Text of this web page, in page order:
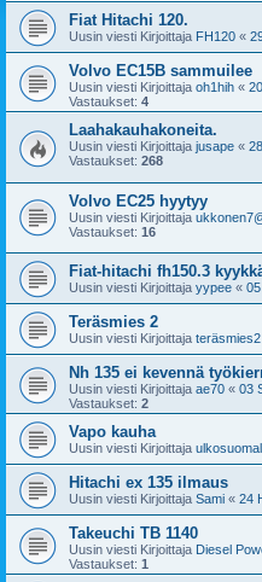
Fiat Hitachi 120.
Uusin viesti Kirjoittaja FH120 «
Volvo EC15B sammuilee
Uusin viesti Kirjoittaja oh1hih «
Vastaukset: 4
Laahakauhakoneita.
Uusin viesti Kirjoittaja jusape «
Vastaukset: 268
Volvo EC25 hyytyy
Uusin viesti Kirjoittaja
Vastaukset: 16
Fiat-hitachi fh150.3
Uusin viesti Kirjoittaja yypee «
Teräsmies 2
Uusin viesti Kirjoittaja teräsmies2
Nh 135 ei kevennä
Uusin viesti Kirjoittaja ae70 « 03
Vastaukset: 2
Vapo kauha
Uusin viesti Kirjoittaja
Hitachi ex 135 ilmaus
Uusin viesti Kirjoittaja Sami « 24
Takeuchi TB 1140
Uusin viesti Kirjoittaja Diesel
Vastaukset: 1